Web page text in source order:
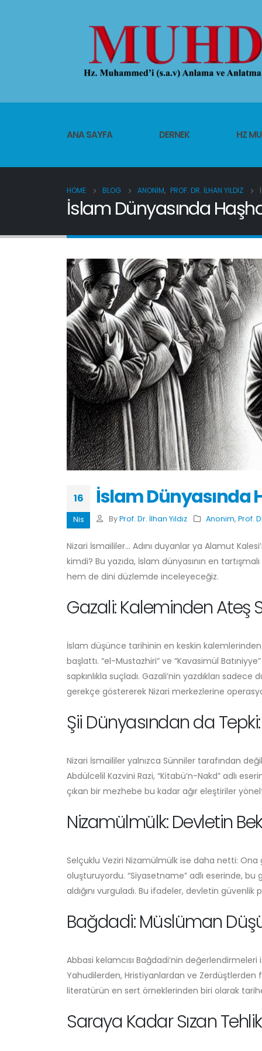
ANA SAYFA DERNEK HZ
HOME BLOG ANONIM, PROF. DR. İLHAN YILDIZ
İslam Dünyasında
16
Nis
İslam Dünyasında
By Prof. Dr. İlhan Yıldız Anonim,Prof.
Nizari İsmaililer… Adını duyanlar ya Alamut
kimdi? Bu yazıda, İslam dünyasının en
hem de dini düzlemde inceleyeceğiz.
Gazali: Kaleminden Ateş
İslam düşünce tarihinin en keskin
başlattı. “el-Mustazhiri” ve “Kavasimül
sapkınlıkla suçladı. Gazali’nin yazdıkları
gerekçe göstererek Nizari merkezlerine
Şii Dünyasından da
Nizari İsmaililer yalnızca Sünniler tarafından
Abdülcelil Kazvini Razi, “Kitabü’n-Nakd” adlı
çıkan bir mezhebe bu kadar ağır eleştiriler
Nizamülmülk: Devletin
Selçuklu Veziri Nizamülmülk ise daha netti:
oluşturuyordu. “Siyasetname” adlı eserinde,
aldığını vurguladı. Bu ifadeler, devletin
Bağdadi: Müslüman
Abbasi kelamcısı Bağdadi’nin
Yahudilerden, Hristiyanlardan ve Zerdüştlerden
literatürün en sert örneklerinden biri olarak
Saraya Kadar Sızan
Ağustos 6, 2026
Gölge Devlet
Plotinus’un Gölgesi Haşhaşi/
İsmailî Düşüncede Nereye
Kadar Uzanır?
Temmuz 8, 2026